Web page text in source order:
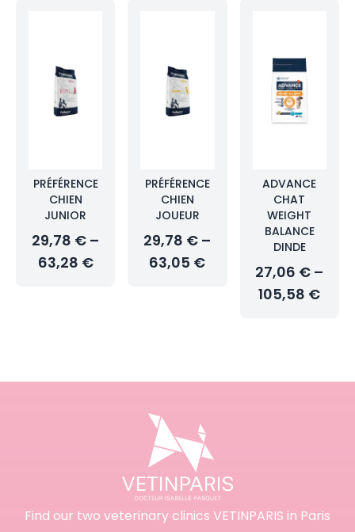
PRÉFÉRENCE
CHIEN
JUNIOR
29,78 € –
63,28 €
PRÉFÉRENCE
CHIEN
JOUEUR
29,78 € –
63,05 €
ADVANCE
CHAT
WEIGHT
BALANCE
DINDE
27,06 € –
105,58 €
Find our two veterinary clinics VETINPARIS in Paris